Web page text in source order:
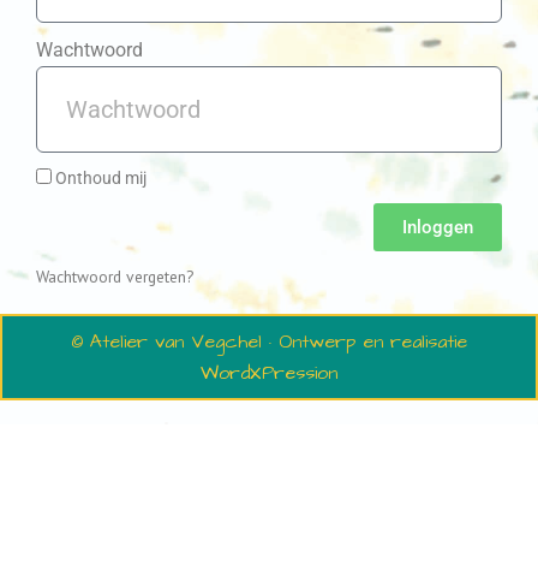
Wachtwoord
Onthoud mij
Inloggen
Wachtwoord vergeten?
© Atelier van Vegchel · Ontwerp en realisatie
WordXPression